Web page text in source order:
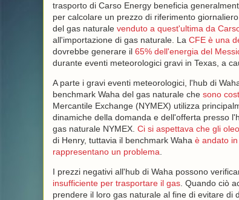
trasporto di Carso Energy beneficia
per calcolare un prezzo di riferimento
del gas naturale venduto a quest'ultima da
all'importazione di gas naturale. La CFE è una
dovrebbe generare il 65% dell'energia del
durante eventi meteorologici gravi in ​​Texas, a
A parte i gravi eventi meteorologici, l'hub di
benchmark Waha del gas naturale che sono
Mercantile Exchange (NYMEX) utilizza
dinamiche della domanda e dell'offerta presso
gas naturale NYMEX. Ci si aspettava che gli
di Henry, tuttavia il benchmark Waha è andato
rappresentano un problema
I prezzi negativi all'hub di Waha possono
insufficiente per trasportare il gas. Quando ciò
prendere il loro gas naturale al fine di evitare